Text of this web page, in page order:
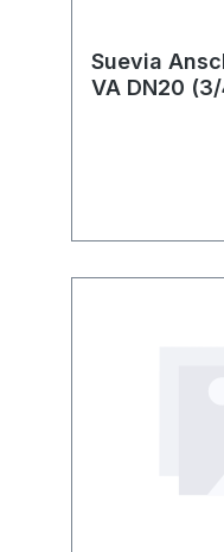
Suevia
VA DN20